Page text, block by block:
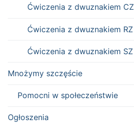
Ćwiczenia z dwuznakiem CZ
Ćwiczenia z dwuznakiem RZ
Ćwiczenia z dwuznakiem SZ
Mnożymy szczęście
Pomocni w społeczeństwie
Ogłoszenia